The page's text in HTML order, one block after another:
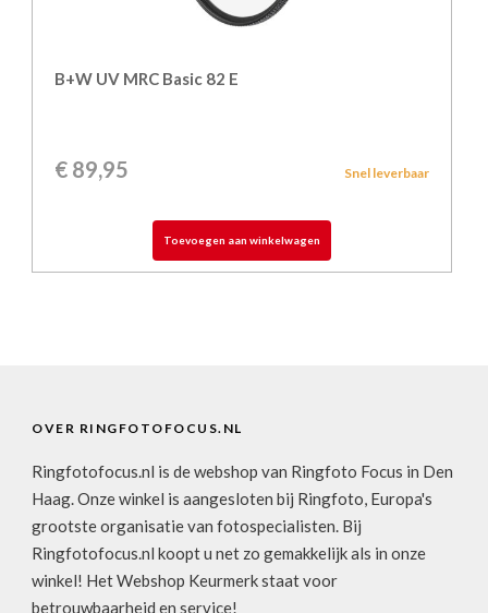
B+W UV MRC Basic 82 E
€ 89,95 Snel leverbaar
Toevoegen aan winkelwagen
OVER RINGFOTOFOCUS.NL
Ringfotofocus.nl is de webshop van Ringfoto Focus in Den
Haag. Onze winkel is aangesloten bij Ringfoto, Europa's
grootste organisatie van fotospecialisten. Bij
Ringfotofocus.nl koopt u net zo gemakkelijk als in onze
winkel! Het Webshop Keurmerk staat voor
betrouwbaarheid en service!